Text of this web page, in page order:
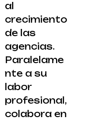
al
crecimiento
de las
agencias.
Paralelame
nte a su
labor
profesional,
colabora en